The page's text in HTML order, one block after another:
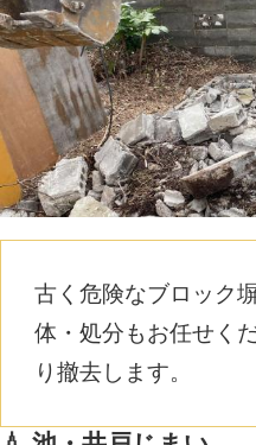
古く危険なブロック
体・処分もお任せく
り撤去します。